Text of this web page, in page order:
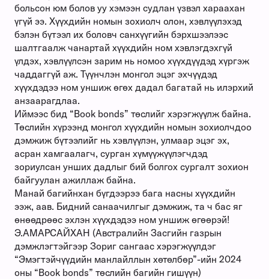
больсон юм болов уу хэмээн судлан үзвэл хараахан
үгүй ээ. Хүүхдийн номын зохиолч олон, хэвлүүлэхэд
бэлэн бүтээл их боловч санхүүгийн бэрхшээлээс
шалтгаалж чанартай хүүхдийн ном хэвлэгдэхгүй
үлдэх, хэвлүүлсэн зарим нь номоо хүүхдүүдэд хүргэж
чаддаггүй аж. Түүнчлэн монгол эцэг эхчүүдэд
хүүхдэдээ ном уншиж өгөх дадал багатай нь илэрхий
анзаарагдлаа.
Иймээс бид “Book bonds” төслийг хэрэгжүүлж байна.
Төслийн хүрээнд монгол хүүхдийн номын зохиолчдоо
дэмжиж бүтээлийг нь хэвлүүлэн, улмаар эцэг эх,
асран хамгаалагч, сурган хүмүүжүүлэгчдэд
зориулсан унших дадлыг бий болгох сургалт зохион
байгуулан ажиллаж байна.
Манай багийнхан бүгдээрээ бага насны хүүхдийн
ээж, аав. Бидний санаачилгыг дэмжиж, та ч бас яг
өнөөдрөөс эхлэн хүүхдэдээ ном уншиж өгөөрэй!
Э.АМАРСАЙХАН (Австралийн Засгийн газрын
дэмжлэгтэйгээр Зориг сангаас хэрэгжүүлдэг
“Эмэгтэйчүүдийн манлайллын хөтөлбөр”-ийн 2024
оны “Book bonds” төслийн багийн гишүүн)